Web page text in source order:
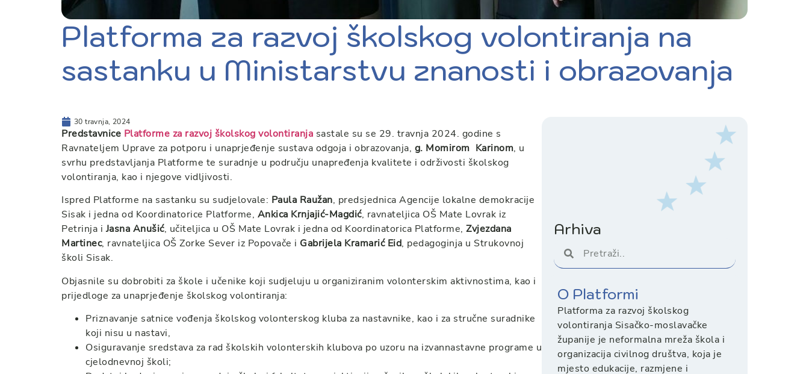
Platforma za razvoj školskog volontiranja na
sastanku u Ministarstvu znanosti i obrazovanja
30 travnja, 2024
Predstavnice Platforme za razvoj školskog volontiranja sastale su se 29. travnja 2024. godine s
Ravnateljem Uprave za potporu i unaprjeđenje sustava odgoja i obrazovanja, g. Momirom Karinom, u
svrhu predstavljanja Platforme te suradnje u području unapređenja kvalitete i održivosti školskog
volontiranja, kao i njegove vidljivosti.
Ispred Platforme na sastanku su sudjelovale: Paula Raužan, predsjednica Agencije lokalne demokracije
Sisak i jedna od Koordinatorice Platforme, Ankica Krnjajić-Magdić, ravnateljica OŠ Mate Lovrak iz
Petrinja iJasna Anušić, učiteljica u OŠ Mate Lovrak i jedna od Koordinatorica Platforme, Zvjezdana
Martinec, ravnateljica OŠ Zorke Sever iz Popovače i Gabrijela Kramarić Eid, pedagoginja u Strukovnoj
školi Sisak.
Objasnile su dobrobiti za škole i učenike koji sudjeluju u organiziranim volonterskim aktivnostima, kao i
prijedloge za unaprjeđenje školskog volontiranja:
Priznavanje satnice vođenja školskog volonterskog kluba za nastavnike, kao i za stručne suradnike
koji nisu u nastavi,
Osiguravanje sredstava za rad školskih volonterskih klubova po uzoru na izvannastavne programe u
cjelodnevnoj školi;
Arhiva
O Platformi
Platforma za razvoj školskog
volontiranja Sisačko-moslavačke
županije je neformalna mreža škola i
organizacija civilnog društva, koja je
mjesto edukacije, razmjene i